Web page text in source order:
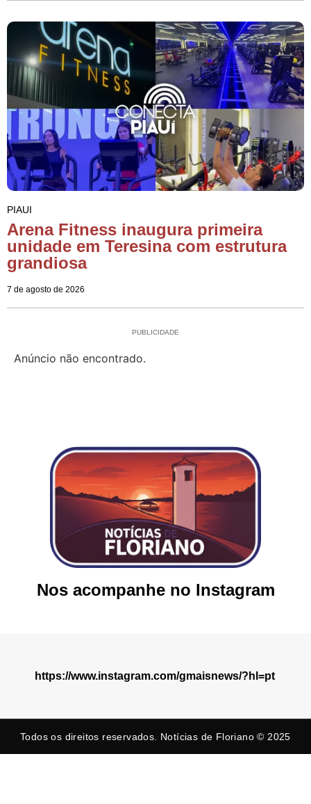
PIAUI
Arena Fitness inaugura primeira
unidade em Teresina com estrutura
grandiosa
7 de agosto de 2026
PUBLICIDADE
Anúncio não encontrado.
Nos acompanhe no Instagram
https://www.instagram.com/gmaisnews/?hl=pt
Todos os direitos reservados. Notícias de Floriano © 2025